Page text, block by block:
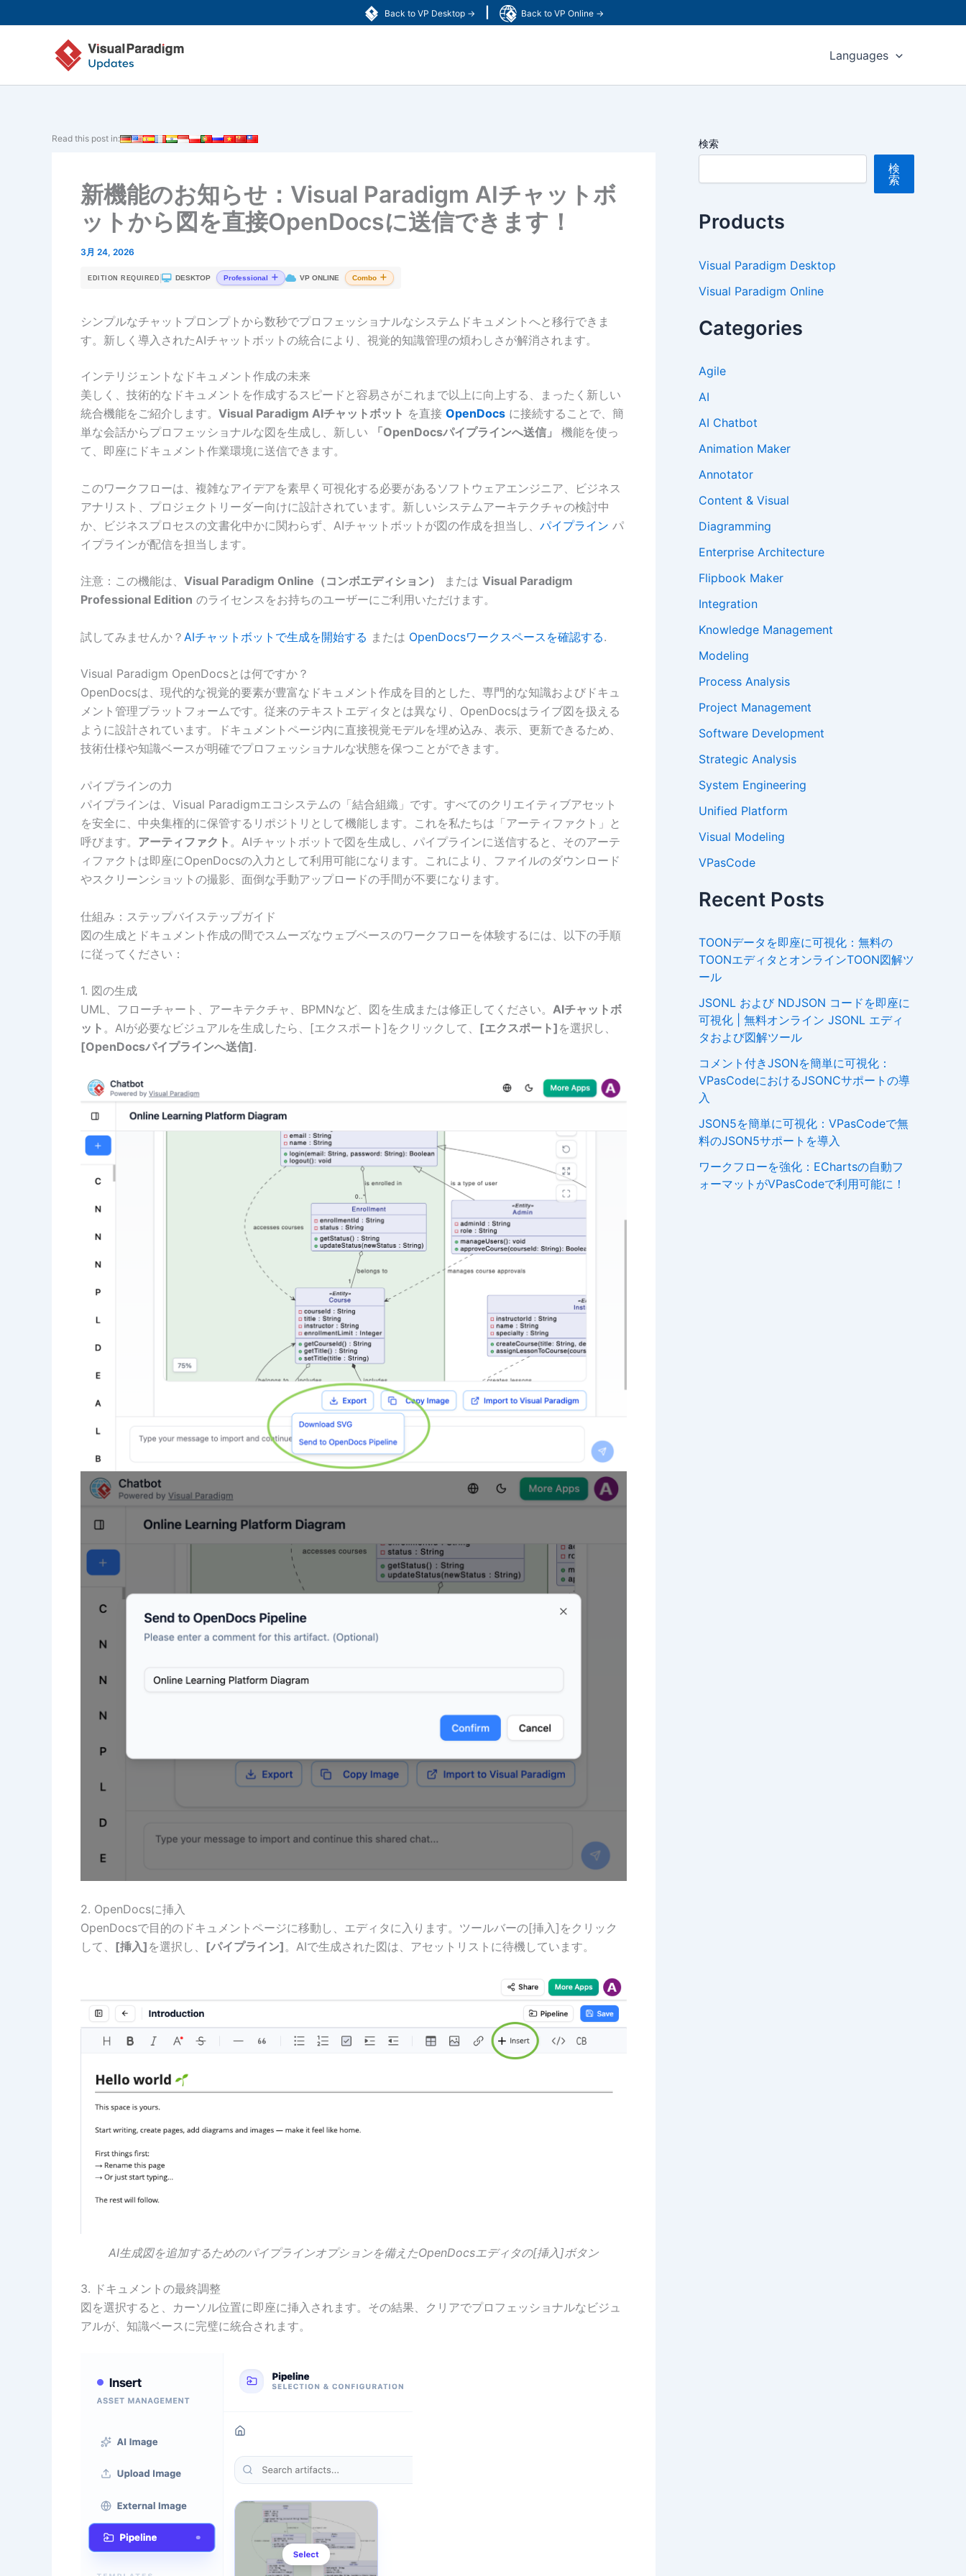
Back to VP Desktop → Back to VP Online →
容
キ
Languages
Read this post in:
新機能のお知らせ：Visual Paradigm AIチャットボ
ットから図を直接OpenDocsに送信できます！
3月 24, 2026
EDITION REQUIRED DESKTOP Professional VP ONLINE Combo
シンプルなチャットプロンプトから数秒でプロフェッショナルなシステムドキュメントへと移行できま
す。新しく導入されたAIチャットボットの統合により、視覚的知識管理の煩わしさが解消されます。
インテリジェントなドキュメント作成の未来
美しく、技術的なドキュメントを作成するスピードと容易さがこれまで以上に向上する、まったく新しい
統合機能をご紹介します。 Visual Paradigm AIチャットボット を直接 OpenDocs に接続することで、簡
単な会話からプロフェッショナルな図を生成し、新しい
「OpenDocsパイプラインへ送信」
機能を使っ
て、即座にドキュメント作業環境に送信できます。
このワークフローは、複雑なアイデアを素早く可視化する必要があるソフトウェアエンジニア、ビジネス
アナリスト、プロジェクトリーダー向けに設計されています。新しいシステムアーキテクチャの検討中
か、ビジネスプロセスの文書化中かに関わらず、AIチャットボットが図の作成を担当し、 パイプライン パ
イプラインが配信を担当します。
注意：この機能は、 Visual Paradigm Online（コンボエディション） または Visual Paradigm
Professional Edition のライセンスをお持ちのユーザーにご利用いただけます。
試してみませんか？ AIチャットボットで生成を開始する または OpenDocsワークスペースを確認する.
Visual Paradigm OpenDocsとは何ですか？
OpenDocsは、現代的な視覚的要素が豊富なドキュメント作成を目的とした、専門的な知識およびドキュ
メント管理プラットフォームです。従来のテキストエディタとは異なり、OpenDocsはライブ図を扱える
ように設計されています。ドキュメントページ内に直接視覚モデルを埋め込み、表示、更新できるため、
技術仕様や知識ベースが明確でプロフェッショナルな状態を保つことができます。
パイプラインの力
パイプラインは、Visual Paradigmエコシステムの「結合組織」です。すべてのクリエイティブアセット
を安全に、中央集権的に保管するリポジトリとして機能します。これを私たちは「アーティファクト」と
呼びます。 アーティファクト 。AIチャットボットで図を生成し、パイプラインに送信すると、そのアーテ
ィファクトは即座にOpenDocsの入力として利用可能になります。これにより、ファイルのダウンロード
やスクリーンショットの撮影、面倒な手動アップロードの手間が不要になります。
仕組み：ステップバイステップガイド
図の生成とドキュメント作成の間でスムーズなウェブベースのワークフローを体験するには、以下の手順
に従ってください：
1. 図の生成
UML、フローチャート、アーキテクチャ、BPMNなど、図を生成または修正してください。 AIチャットボ
ット 。AIが必要なビジュアルを生成したら、[エクスポート]をクリックして、 [エクスポート] を選択し、
[OpenDocsパイプラインへ送信].
2. OpenDocsに挿入
OpenDocsで目的のドキュメントページに移動し、エディタに入ります。ツールバーの[挿入]をクリック
して、 [挿入] を選択し、 [パイプライン]。AIで生成された図は、アセットリストに待機しています。
AI生成図を追加するためのパイプラインオプションを備えたOpenDocsエディタの[挿入]ボタン
3. ドキュメントの最終調整
図を選択すると、カーソル位置に即座に挿入されます。その結果、クリアでプロフェッショナルなビジュ
アルが、知識ベースに完璧に統合されます。
検索
検
索
Products
Visual Paradigm Desktop
Visual Paradigm Online
Categories
Agile
AI
AI Chatbot
Animation Maker
Annotator
Content & Visual
Diagramming
Enterprise Architecture
Flipbook Maker
Integration
Knowledge Management
Modeling
Process Analysis
Project Management
Software Development
Strategic Analysis
System Engineering
Unified Platform
Visual Modeling
VPasCode
Recent Posts
TOONデータを即座に可視化：無料の
TOONエディタとオンラインTOON図解ツ
ール
JSONL および NDJSON コードを即座に
可視化 | 無料オンライン JSONL エディ
タおよび図解ツール
コメント付きJSONを簡単に可視化：
VPasCodeにおけるJSONCサポートの導
入
JSON5を簡単に可視化：VPasCodeで無
料のJSON5サポートを導入
ワークフローを強化：EChartsの自動フ
ォーマットがVPasCodeで利用可能に！